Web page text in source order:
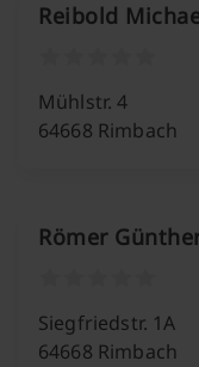
Reibold
Mühlstr. 4
64668 Rimbach
Römer
Siegfriedstr. 1A
64668 Rimbach